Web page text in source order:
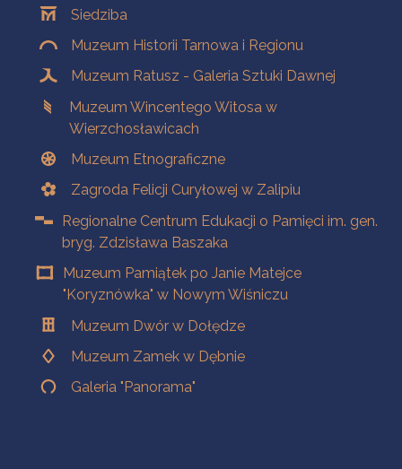
Siedziba
Muzeum Historii Tarnowa i Regionu
Muzeum Ratusz - Galeria Sztuki Dawnej
Muzeum Wincentego Witosa w
Wierzchosławicach
Muzeum Etnograficzne
Zagroda Felicji Curyłowej w Zalipiu
Regionalne Centrum Edukacji o Pamięci im. gen.
bryg. Zdzisława Baszaka
Muzeum Pamiątek po Janie Matejce
"Koryznówka" w Nowym Wiśniczu
Muzeum Dwór w Dołędze
Muzeum Zamek w Dębnie
Galeria "Panorama"